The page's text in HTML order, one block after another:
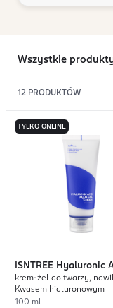
Wszystkie
12 PRODUKTÓW
TYLKO ONLINE
ISNTREE Hyaluronic
krem-żel do twarzy,
Kwasem hialuronowym
100 ml